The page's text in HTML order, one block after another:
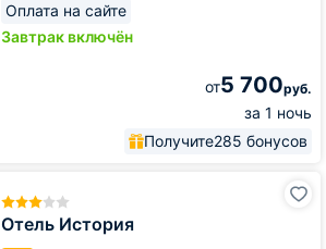
Оплата на сайте
Завтрак включён
от5 700руб.
за 1 ночь
Получите285 бонусов
Отель История